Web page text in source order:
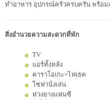
ทำอาหาร อุปกรณ์ครัวครบครัน พร้อม
สิ่งอำนวยความสะดวกที่พัก
TV
แอร์ทั้งหลัง
คาราโอเกะ+ไฟเธค
โซฟานั่งเล่น
ห่วงยางแฟนซี